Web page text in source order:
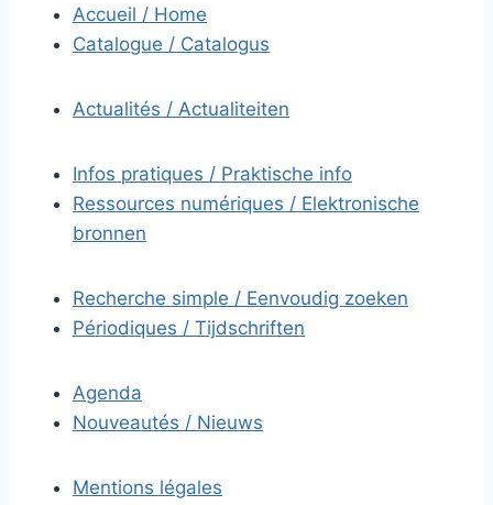
Accueil / Home
Catalogue / Catalogus
Actualités / Actualiteiten
Infos pratiques / Praktische info
Ressources numériques / Elektronische
bronnen
Recherche simple / Eenvoudig zoeken
Périodiques / Tijdschriften
Agenda
Nouveautés / Nieuws
Mentions légales